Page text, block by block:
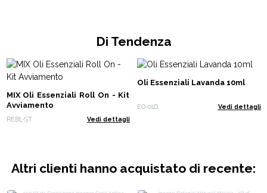
Di Tendenza
MIX Oli Essenziali Roll On - Kit
Avviamento
REBL-ST Vedi dettagli
Oli Essenziali Lavanda 10ml
EO-01D Vedi dettagli
Altri clienti hanno acquistato di recente: